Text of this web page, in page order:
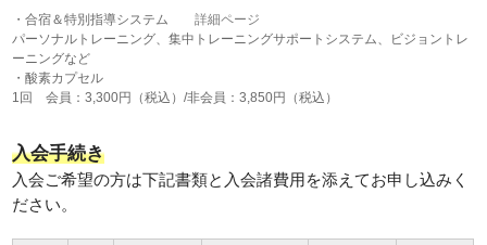
・合宿＆特別指導システム
詳細ページ
パーソナルトレーニング、集中トレーニングサポートシステム、ビジョントレ
ーニングなど
・酸素カプセル
1回 会員：3,300円（税込）/非会員：3,850円（税込）
入会手続き
入会ご希望の方は下記書類と入会諸費用を添えてお申し込みく
ださい。